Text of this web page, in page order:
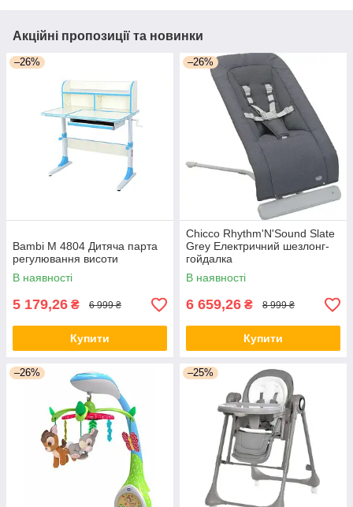
Акційні пропозиції та новинки
–26%
Bambi М 4804 Дитяча парта
регулювання висоти
В наявності
5 179,26 ₴ 6 999 ₴
Купити
–26%
Chicco Rhythm'N'Sound Slate
Grey Електричний шезлонг-
гойдалка
В наявності
6 659,26 ₴ 8 999 ₴
Купити
–26% –25%